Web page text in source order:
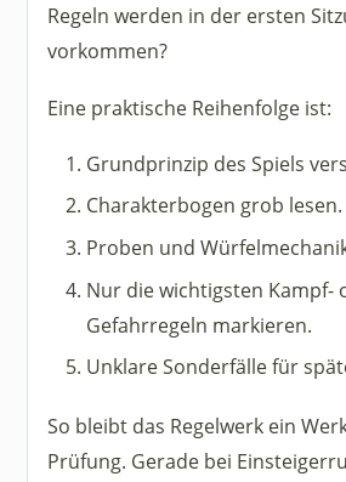
Regeln werden in der ersten
vorkommen?
Eine praktische Reihenfolge ist:
Grundprinzip des Spiels
Charakterbogen grob lesen.
Proben und
Nur die wichtigsten Kampf-
Gefahrregeln markieren.
Unklare Sonderfälle für
So bleibt das Regelwerk ein
Prüfung. Gerade bei